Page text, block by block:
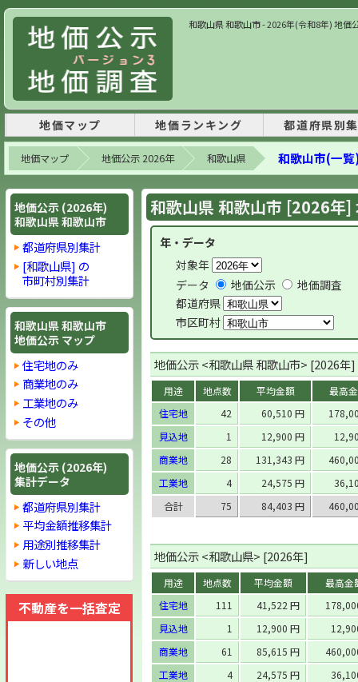
和歌山県 和歌山市 - 2026年(令和8年) 地
地価マップ 地価ランキング 都道府県別
地価マップ 地価公示 2026年 和歌山県 和歌山市(一
地価公示 (2026年)
和歌山県 和歌山市
都道府県別集計
[和歌山県] の
市町村別集計
和歌山県 和歌山市
地価公示 マップ
住宅地のみ
商業地のみ
工業地のみ
その他
地価公示 (2026年)
集計データ
都道府県別集計
平均金額推移集計
用途別推移集計
新しい地点
不動産を一括査定
和歌山県 和歌山市 [2026年]
年・データ
対象年
データ
地価公示
地価調査
都道府県
市区町村
地価公示 <和歌山県 和歌山市> [2026年]
用途 地点数 平均金額
最高
住宅地
42 60,510 円
見込地
1 12,900 円
商業地
28 131,343 円
工業地
4 24,575 円
合計
75 84,403 円
地価公示 <和歌山県> [2026年]
用途 地点数 平均金額
最高金
住宅地
111 41,522 円
見込地
1 12,900 円
商業地
61 85,615 円
工業地
4 24,575 円